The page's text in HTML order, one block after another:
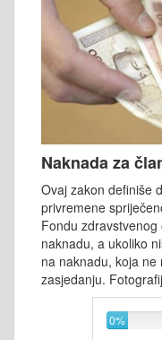
Naknada za
Ovaj zakon definiše
privremene
Fondu
naknadu, a ukoliko
na naknadu, koja
zasjedanju.
0%